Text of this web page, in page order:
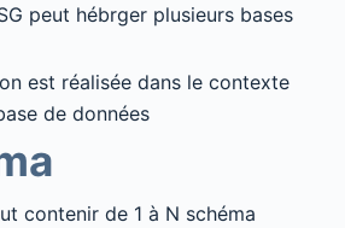
peut hébrger plusieurs bases
est réalisée dans le contexte
de données
contenir de 1 à N schéma